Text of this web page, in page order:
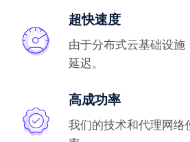
超快速度
由于分布式云基础设施
延迟。
高成功率
我们的技术和代理网络